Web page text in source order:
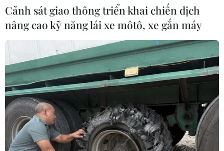
Cảnh sát giao thông triển khai chiến dịch
nâng cao kỹ năng lái xe môtô, xe gắn máy